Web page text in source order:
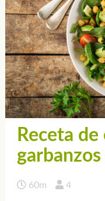
Receta de
60m 4